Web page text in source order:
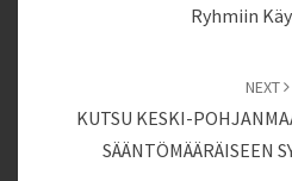
Ryhmiin
NEXT
KUTSU KESKI-
SÄÄNTÖMÄÄRÄISEEN